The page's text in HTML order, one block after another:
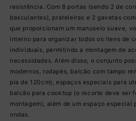
resistência. Com 8 portas (sendo 2 de
basculantes), prateleiras e 2 gavetas
que proporcionam um manuseio suave,
interno para organizar todos os itens de
individuais, permitindo a montagem de
necessidades. Além disso, o conjunto
modernos, rodapés, balcão com tampo
pia de 120cm), espaços especiais para
balcão para cooktop (o recorte deve ser
montagem), além de um espaço especial
ondas.